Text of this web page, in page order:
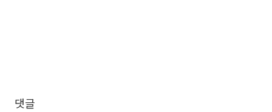
댓글